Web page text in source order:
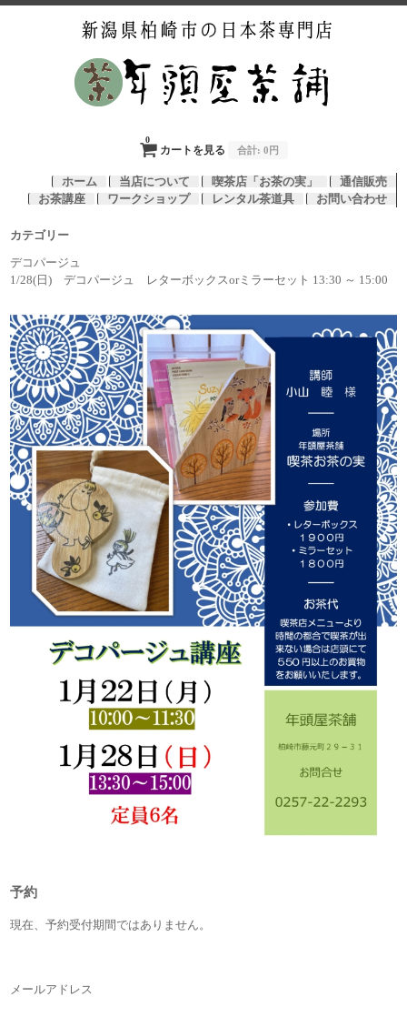
カートを見る
0
合計: 0円
ホーム 当店について 喫茶店「お茶の実」
通信販売
お茶講座
ワークショップ レンタル茶道具 お問い合わせ
カテゴリー
デコパージュ
1/28(日) デコパージュ レターボックスorミラーセット 13:30 ～ 15:00
予約
現在、予約受付期間ではありません。
メールアドレス